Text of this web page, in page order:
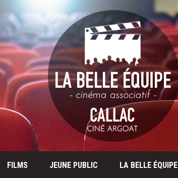
FILMS JEUNE PUBLIC LA BELLE ÉQUIPE